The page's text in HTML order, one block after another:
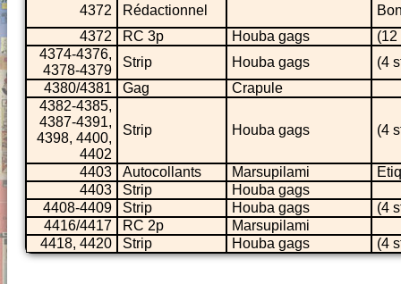
4372 Rédactionnel
4372
RC 3p Houba gags
(12
4374-4376,
4378-4379
Strip Houba gags
(4
4380/4381
Gag
Crapule
4382-4385,
4387-4391,
4398, 4400,
4402
Strip Houba gags (4
4403 Autocollants Marsupilami
4403
Strip
Houba gags
4408-4409
Strip Houba gags
(4
4416/4417
RC 2p
Marsupilami
4418, 4420
Strip Houba gags (4